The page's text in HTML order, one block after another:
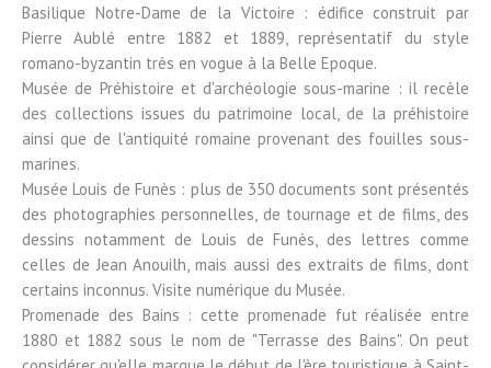
Basilique Notre-Dame de la Victoire : édifice construit par
Pierre Aublé entre 1882 et 1889, représentatif du style
romano-byzantin très en vogue à la Belle Epoque.
Musée de Préhistoire et d'archéologie sous-marine : il recèle
des collections issues du patrimoine local, de la préhistoire
ainsi que de l'antiquité romaine provenant des fouilles sous-
marines.
Musée Louis de Funès : plus de 350 documents sont présentés
des photographies personnelles, de tournage et de films, des
dessins notamment de Louis de Funès, des lettres comme
celles de Jean Anouilh, mais aussi des extraits de films, dont
certains inconnus. Visite numérique du Musée.
Promenade des Bains : cette promenade fut réalisée entre
1880 et 1882 sous le nom de "Terrasse des Bains". On peut